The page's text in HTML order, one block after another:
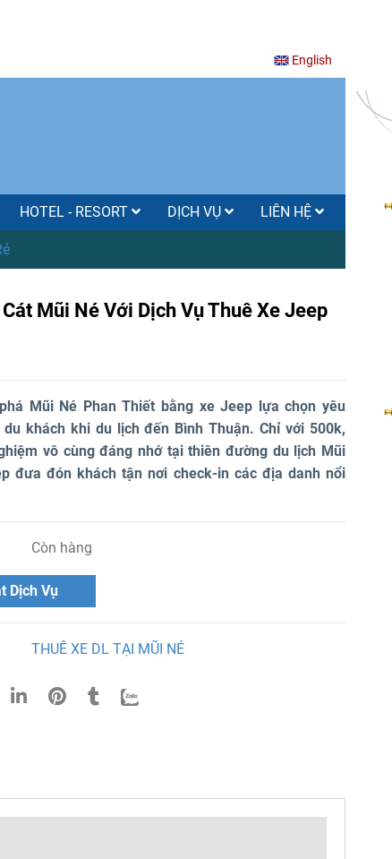
English
HOTEL - RESORT DỊCH VỤ LIÊN HỆ
Mũi Né Với Dịch Vụ Thuê Xe Jeep
Mũi Né Phan Thiết bằng xe Jeep lựa chọn yêu
khách khi du lịch đến Bình Thuận. Chỉ với 500k,
vô cùng đáng nhớ tại thiên đường du lịch Mũi
đưa đón khách tận nơi check-in các địa danh nổi
Còn hàng
Dịch Vụ
THUÊ XE DL TẠI MŨI NÉ